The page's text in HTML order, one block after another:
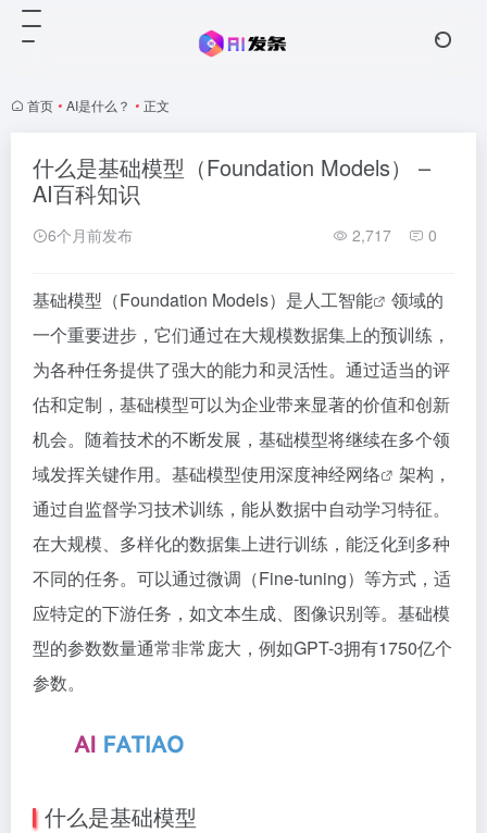
首页 • AI是什么？ • 正文
什么是基础模型（Foundation Models） –
AI百科知识
6个月前发布 2,717 0
基础模型（Foundation Models）是人工智能
领域的
一个重要进步，它们通过在大规模数据集上的预训练，
为各种任务提供了强大的能力和灵活性。通过适当的评
估和定制，基础模型可以为企业带来显著的价值和创新
机会。随着技术的不断发展，基础模型将继续在多个领
域发挥关键作用。基础模型使用深度神经网络
架构，
通过自监督学习技术训练，能从数据中自动学习特征。
在大规模、多样化的数据集上进行训练，能泛化到多种
不同的任务。可以通过微调（Fine-tuning）等方式，适
应特定的下游任务，如文本生成、图像识别等。基础模
型的参数数量通常非常庞大，例如GPT-3拥有1750亿个
参数。
什么是基础模型